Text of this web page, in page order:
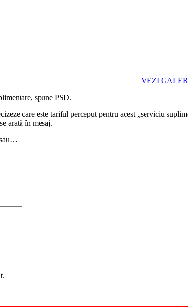
VEZI
spune PSD.
care este tariful perceput pentru acest „serviciu
arată în mesaj.
sau…